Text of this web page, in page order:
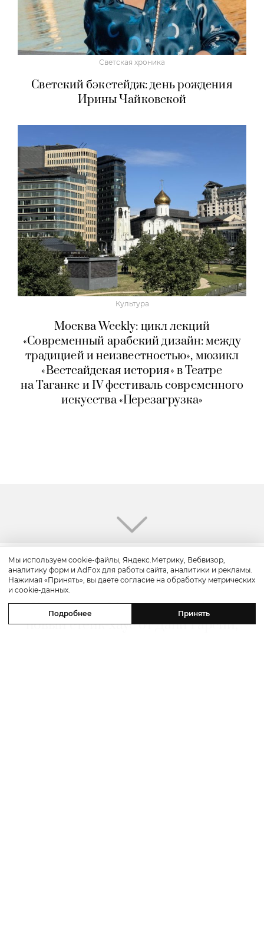
Светская хроника
Светский бэкстейдж: день рождения
Ирины Чайковской
Культура
Москва Weekly: цикл лекций
«Современный арабский дизайн: между
традицией и неизвестностью», мюзикл
«Вестсайдская история» в Театре
на Таганке и IV фестиваль современного
искусства «Перезагрузка»
Путешествие
Каникулы в Maxx Royal Bodrum:
новый стейк-хаус от Дани Гарсии,
Мы используем cookie-файлы, Яндекс.Метрику, Вебвизор,
аналитику форм и AdFox для работы сайта, аналитики и рекламы.
Нажимая «Принять», вы даете согласие на обработку метрических
и cookie-данных.
Подробнее Принять